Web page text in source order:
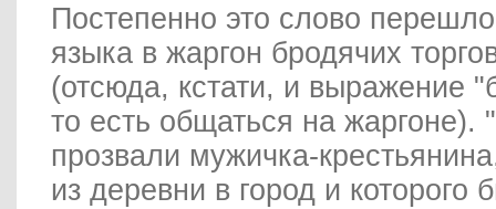
Постепенно это слово
языка в жаргон бродячих
(отсюда, кстати, и выражение
то есть общаться на жаргоне).
прозвали мужичка-
из деревни в город и которого